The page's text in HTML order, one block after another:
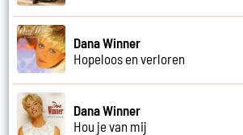
Dana Winner
Hopeloos en verloren
Dana Winner
Hou je van mij